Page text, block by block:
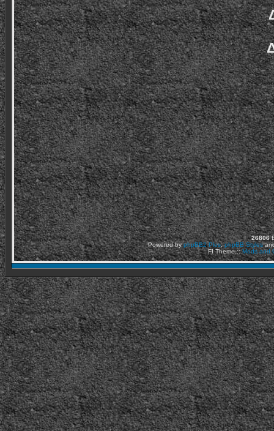
26806
Powered byphpBB2 Plus,phpBB Styles
FI Theme ::Mods and